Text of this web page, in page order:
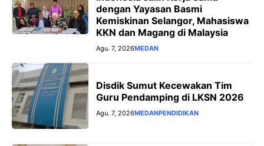
dengan Yayasan Basmi
Kemiskinan Selangor, Mahasiswa
KKN dan Magang di Malaysia
Agu. 7, 2026MEDAN
Disdik Sumut Kecewakan Tim
Guru Pendamping di LKSN 2026
Agu. 7, 2026MEDANPENDIDIKAN